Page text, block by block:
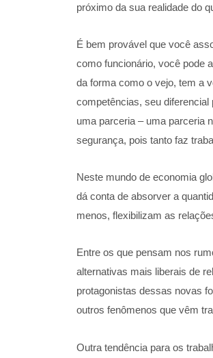
próximo da sua realidade do
É bem provável que você
como funcionário, você pode
da forma como o vejo, tem a
competências, seu
uma parceria – uma parceria
segurança, pois tanto faz
Neste mundo de economia
dá conta de absorver a
menos, flexibilizam as
Entre os que pensam nos
alternativas mais liberais de
protagonistas dessas novas
outros fenômenos que vêm
Outra tendência para os